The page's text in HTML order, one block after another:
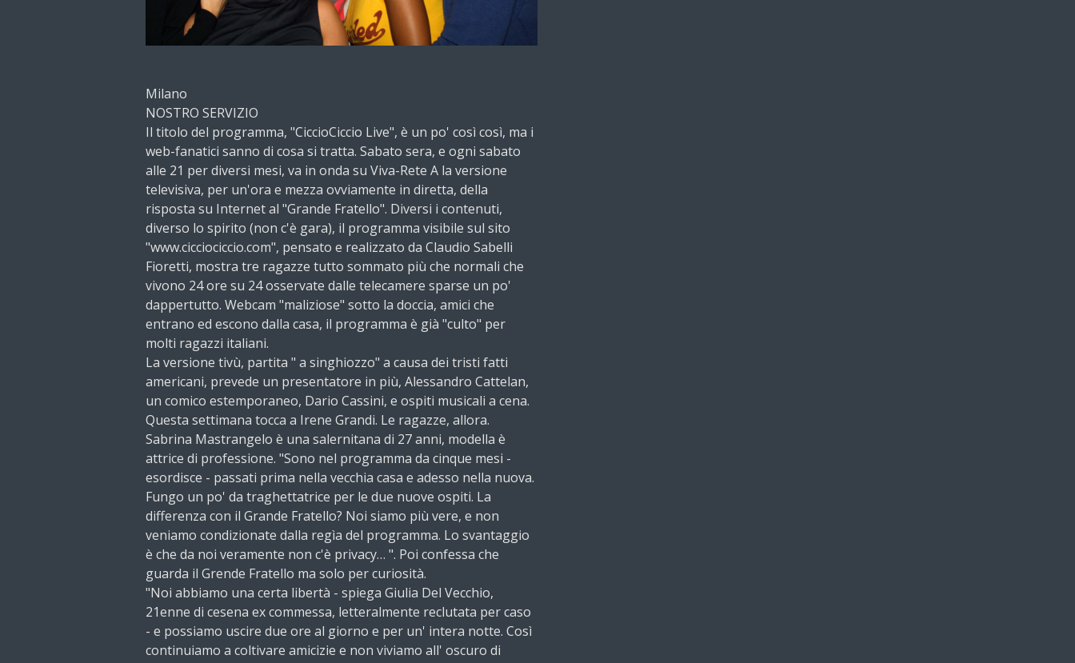
Milano
NOSTRO SERVIZIO
Il titolo del programma, "CiccioCiccio Live", è un po' così così, ma i
web-fanatici sanno di cosa si tratta. Sabato sera, e ogni sabato
alle 21 per diversi mesi, va in onda su Viva-Rete A la versione
televisiva, per un'ora e mezza ovviamente in diretta, della
risposta su Internet al "Grande Fratello". Diversi i contenuti,
diverso lo spirito (non c'è gara), il programma visibile sul sito
"www.cicciociccio.com", pensato e realizzato da Claudio Sabelli
Fioretti, mostra tre ragazze tutto sommato più che normali che
vivono 24 ore su 24 osservate dalle telecamere sparse un po'
dappertutto. Webcam "maliziose" sotto la doccia, amici che
entrano ed escono dalla casa, il programma è già "culto" per
molti ragazzi italiani.
La versione tivù, partita " a singhiozzo" a causa dei tristi fatti
americani, prevede un presentatore in più, Alessandro Cattelan,
un comico estemporaneo, Dario Cassini, e ospiti musicali a cena.
Questa settimana tocca a Irene Grandi. Le ragazze, allora.
Sabrina Mastrangelo è una salernitana di 27 anni, modella è
attrice di professione. "Sono nel programma da cinque mesi -
esordisce - passati prima nella vecchia casa e adesso nella nuova.
Fungo un po' da traghettatrice per le due nuove ospiti. La
differenza con il Grande Fratello? Noi siamo più vere, e non
veniamo condizionate dalla regìa del programma. Lo svantaggio
è che da noi veramente non c'è privacy… ". Poi confessa che
guarda il Grende Fratello ma solo per curiosità.
"Noi abbiamo una certa libertà - spiega Giulia Del Vecchio,
21enne di cesena ex commessa, letteralmente reclutata per caso
- e possiamo uscire due ore al giorno e per un' intera notte. Così
continuiamo a coltivare amicizie e non viviamo all' oscuro di